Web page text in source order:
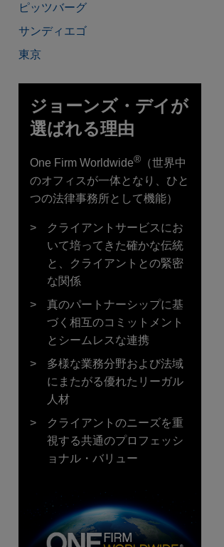
ピッツバーグ
サンディエゴ
東京
ジョーンズ・デイが
選ばれる理由
One Firm Worldwide® （世界中
のオフィスが一体となり、ひと
つの法律事務所として機能）
クライアントサービスにお
いて培ってきた確かな伝統
と、クライアントとの緊密
な関係
真のパートナーシップに基
づく相互のコミットメント
とシームレスな連携
多様な業務分野および法域
にまたがる優れたリーガル
人材
クライアントのニーズを重
視する共通のプロフェッシ
ョナル・バリュー